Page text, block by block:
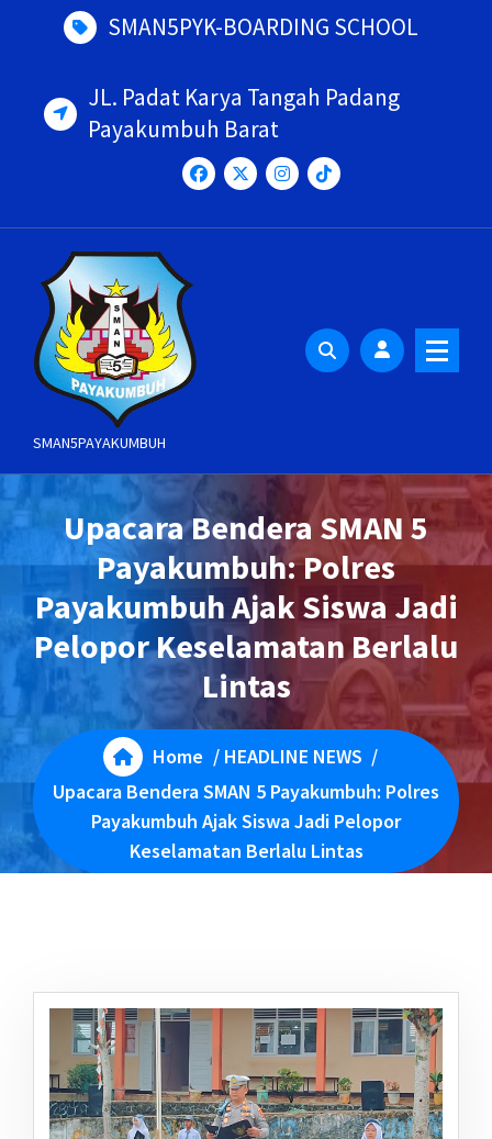
SMAN5PYK-BOARDING SCHOOL
JL. Padat Karya Tangah Padang
Payakumbuh Barat
SMAN5PAYAKUMBUH
Upacara Bendera SMAN 5
Payakumbuh: Polres
Payakumbuh Ajak Siswa Jadi
Pelopor Keselamatan Berlalu
Lintas
Home / HEADLINE NEWS /
Upacara Bendera SMAN 5 Payakumbuh: Polres
Payakumbuh Ajak Siswa Jadi Pelopor
Keselamatan Berlalu Lintas